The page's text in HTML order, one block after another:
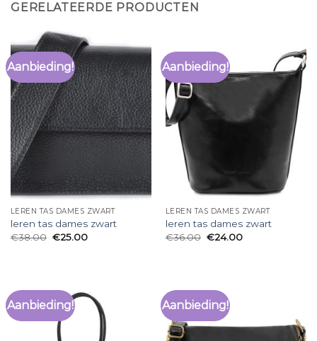
GERELATEERDE PRODUCTEN
Aanbieding!
LEREN TAS DAMES ZWART
leren tas dames zwart
€38.00 €25.00
Aanbieding!
LEREN TAS DAMES ZWART
leren tas dames zwart
€36.00 €24.00
Aanbieding! Aanbieding!